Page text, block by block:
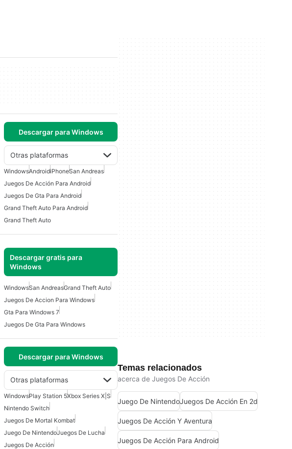
Descargar para Windows
Otras plataformas
WindowsAndroidiPhoneSan Andreas
Juegos De Acción Para Android
Juegos De Gta Para Android
Grand Theft Auto Para Android
Grand Theft Auto
Descargar gratis para
Windows
WindowsSan AndreasGrand Theft Auto
Juegos De Accion Para Windows
Gta Para Windows 7
Juegos De Gta Para Windows
Descargar para Windows
Otras plataformas
WindowsPlay Station 5Xbox Series X|S
Nintendo Switch
Juegos De Mortal Kombat
Juego De NintendoJuegos De Lucha
Juegos De Acción
Temas relacionados
acerca de Juegos De Acción
Juego De NintendoJuegos De Acción En 2d
Juegos De Acción Y Aventura
Juegos De Acción Para Android